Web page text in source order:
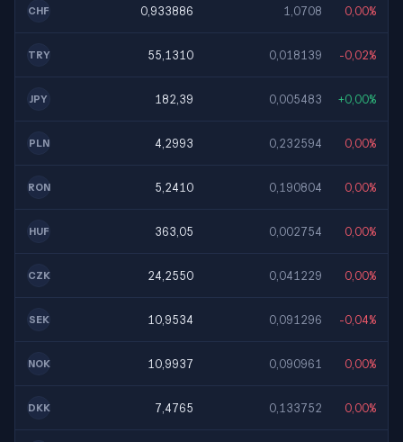
CHF 0,933886 1,0708 0,00%
TRY 55,1310 0,018139 -0,02%
JPY 182,39 0,005483 +0,00%
PLN 4,2993 0,232594 0,00%
RON 5,2410 0,190804 0,00%
HUF 363,05 0,002754 0,00%
CZK 24,2550 0,041229 0,00%
SEK 10,9534 0,091296 -0,04%
NOK 10,9937 0,090961 0,00%
DKK 7,4765 0,133752 0,00%